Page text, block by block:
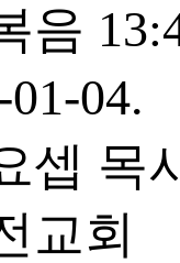
음
04.
셉 목
교회